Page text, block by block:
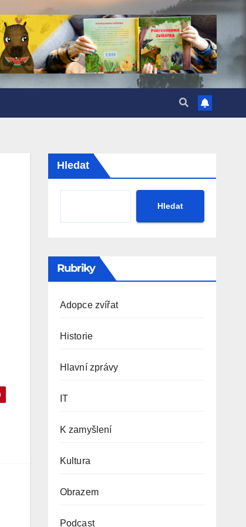
Hledat
Hledat
Rubriky
Adopce zvířat
Historie
Hlavní zprávy
IT
K zamyšlení
Kultura
Obrazem
Podcast